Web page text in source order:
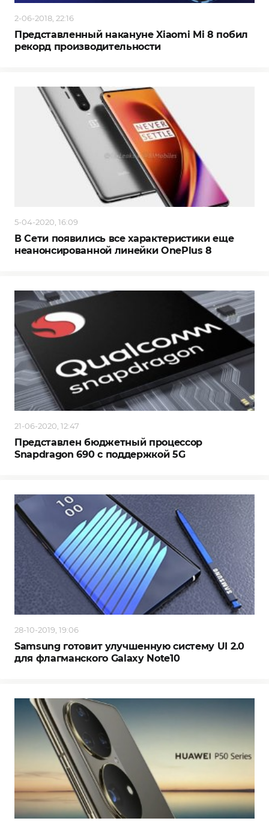
2-06-2018, 22:16
Представленный накануне Xiaomi Mi 8 побил
рекорд производительности
5-04-2020, 16:09
В Сети появились все характеристики еще
неанонсированной линейки OnePlus 8
21-06-2020, 12:47
Представлен бюджетный процессор
Snapdragon 690 с поддержкой 5G
28-10-2019, 19:06
Samsung готовит улучшенную систему UI 2.0
для флагманского Galaxy Note10